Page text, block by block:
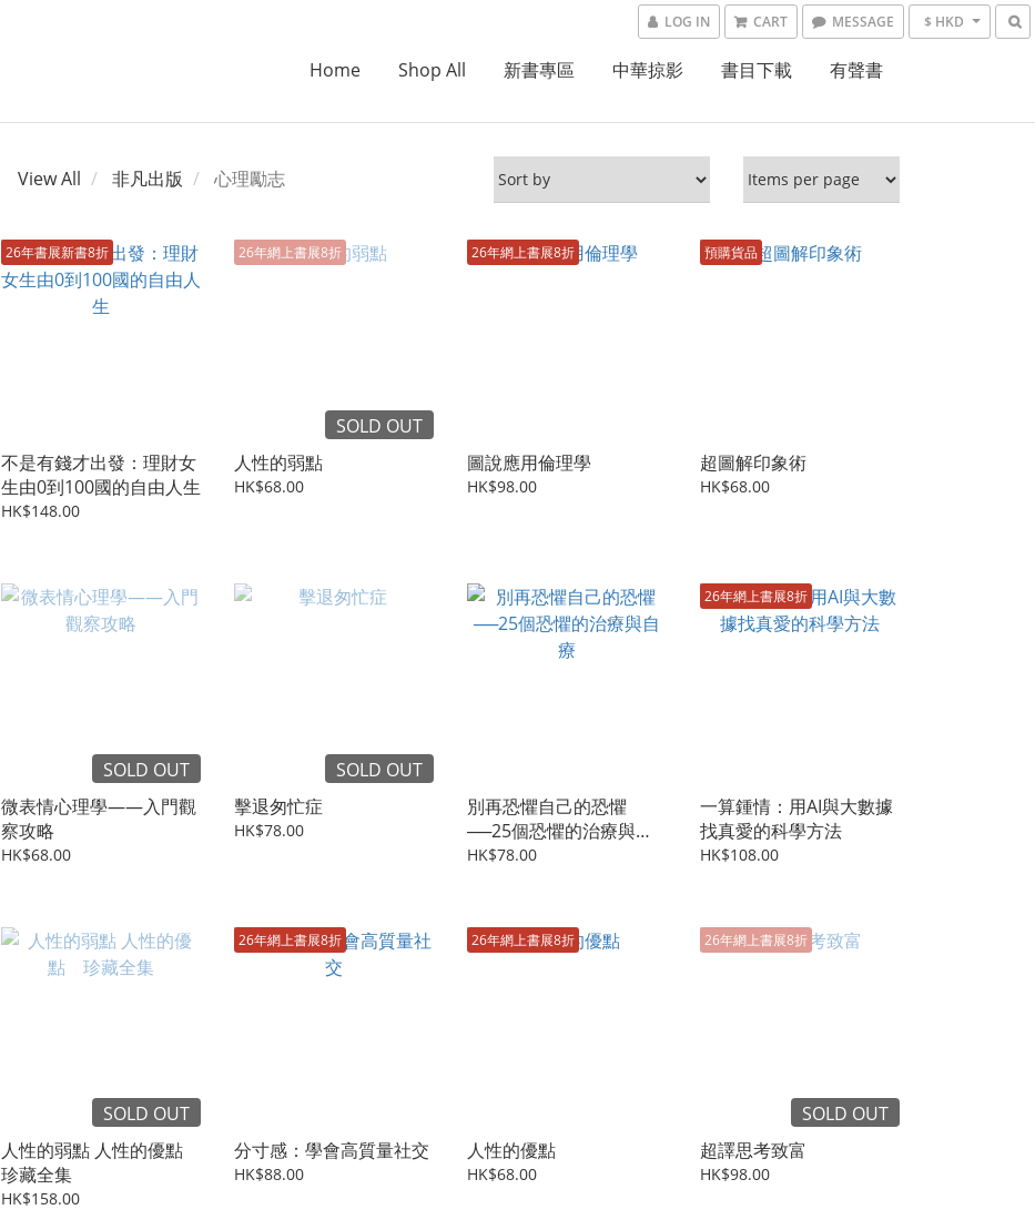
LOG IN CART MESSAGE $ HKD
Home Shop All 新書專區 中華掠影 書目下載 有聲書
View All 非凡出版 心理勵志
26年書展新書8折
不是有錢才出發：理財女
生由0到100國的自由人生
HK$148.00
26年網上書展8折
SOLD OUT
人性的弱點
HK$68.00
26年網上書展8折
圖說應用倫理學
HK$98.00
預購貨品
超圖解印象術
HK$68.00
SOLD OUT
微表情心理學——入門觀
察攻略
HK$68.00
SOLD OUT
擊退匆忙症
HK$78.00
別再恐懼自己的恐懼
──25個恐懼的治療與自
療
HK$78.00
26年網上書展8折
一算鍾情：用AI與大數據
找真愛的科學方法
HK$108.00
SOLD OUT
人性的弱點 人性的優點
珍藏全集
HK$158.00
26年網上書展8折
分寸感：學會高質量社交
HK$88.00
26年網上書展8折
人性的優點
HK$68.00
26年網上書展8折
SOLD OUT
超譯思考致富
HK$98.00